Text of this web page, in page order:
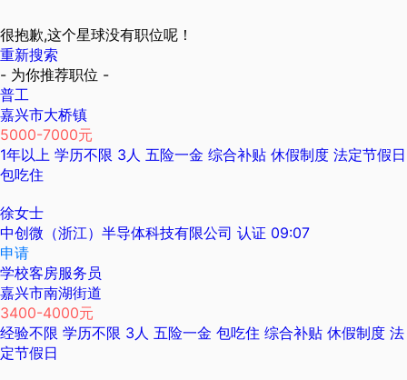
很抱歉,这个星球没有职位呢！
重新搜索
- 为你推荐职位 -
普工
嘉兴市大桥镇
5000-7000元
1年以上 学历不限 3人 五险一金 综合补贴 休假制度 法定节假日
包吃住
徐女士
中创微（浙江）半导体科技有限公司 认证 09:07
申请
学校客房服务员
嘉兴市南湖街道
3400-4000元
经验不限 学历不限 3人 五险一金 包吃住 综合补贴 休假制度 法
定节假日